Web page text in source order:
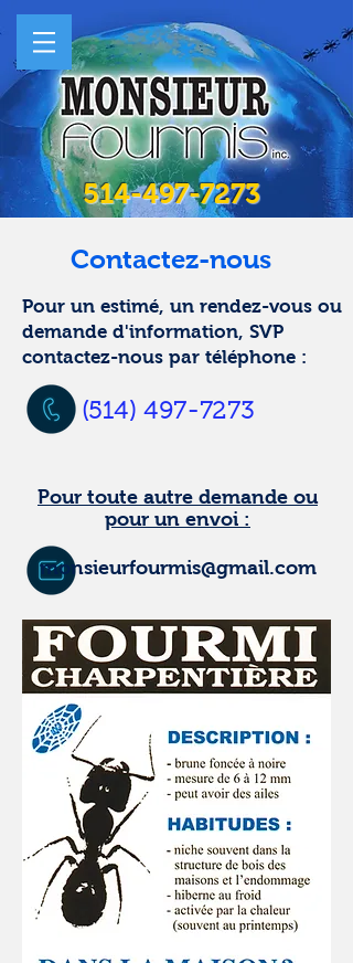
514-497-7273
Contactez-nous
Pour un estimé, un rendez-vous ou
demande d'information, SVP
contactez-nous par téléphone :
(514) 497-7273
Pour toute autre demande ou
pour un envoi :
monsieurfourmis@gmail.com